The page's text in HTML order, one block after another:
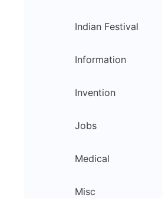
Indian Festival
Information
Invention
Jobs
Medical
Misc